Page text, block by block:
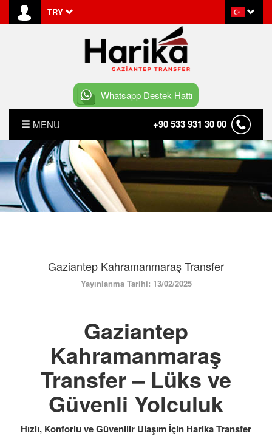
TRY
Whatsapp Destek Hattı
MENU +90 533 931 30 00
ANASAYFA
HAKKIMIZDA
GAZIANTEP VIP ARAÇ KIRALAMA
İLETİŞİM
Gaziantep Kahramanmaraş Transfer
Yayınlanma Tarihi: 13/02/2025
Gaziantep
Kahramanmaraş
Transfer – Lüks ve
Güvenli Yolculuk
Hızlı, Konforlu ve Güvenilir Ulaşım İçin Harika Transfer